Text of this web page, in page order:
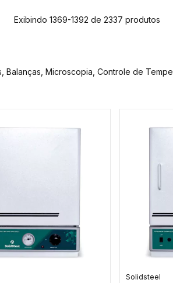
Exibindo 1369-1392 de 2337 produtos
Microscopia, Controle de
Solidsteel